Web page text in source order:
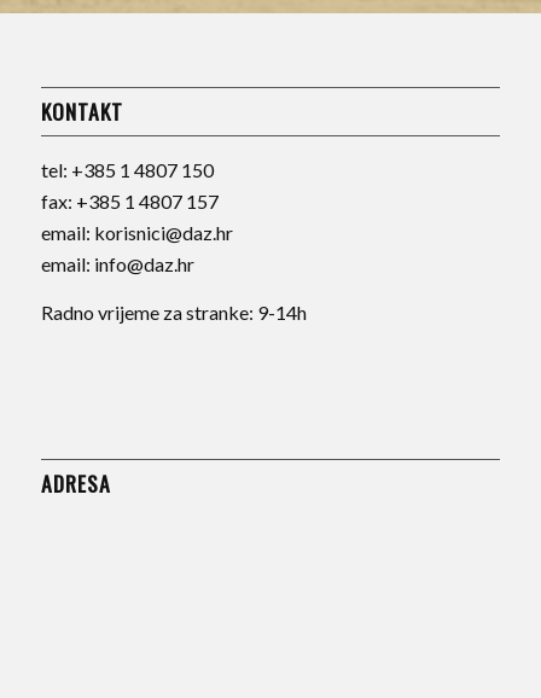
KONTAKT
tel: +385 1 4807 150
fax: +385 1 4807 157
email: korisnici@daz.hr
email: info@daz.hr
Radno vrijeme za stranke: 9-14h
ADRESA